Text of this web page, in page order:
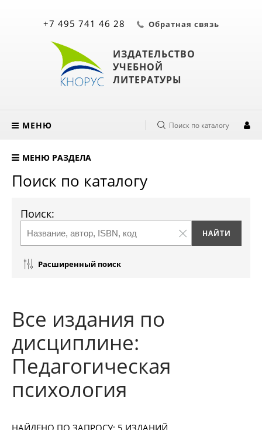
ИЗДАТЕЛЬСТВО
УЧЕБНОЙ
ЛИТЕРАТУРЫ
+7 495 741 46 28 Обратная связь
МЕНЮ Поиск по каталогу
МЕНЮ РАЗДЕЛА
Поиск по каталогу
Поиск:
Расширенный поиск
Все издания по
дисциплине:
Педагогическая
психология
НАЙДЕНО ПО ЗАПРОСУ: 5 ИЗДАНИЙ